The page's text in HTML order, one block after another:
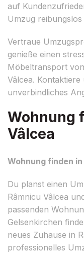
auf
Umzug reibungslos
Vertraue
genieße einen
Möbeltransport
Vâlcea.
unverbindliches
Wohnung
Vâlcea
Wohnung finden
Du planst einen
Râmnicu Vâlcea
passenden
Gelsenkirchen
neues Zuhause in
professionelles